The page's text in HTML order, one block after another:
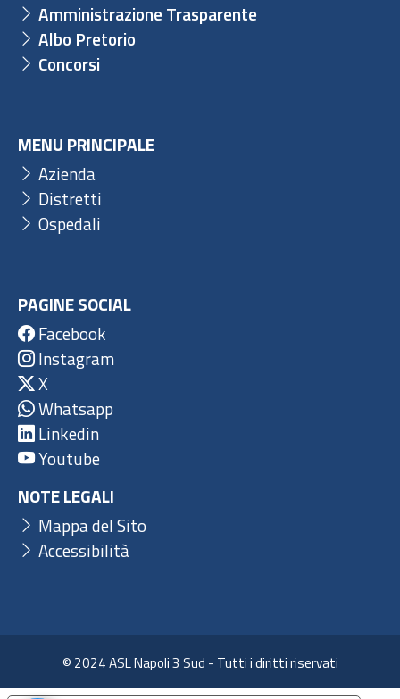
Amministrazione Trasparente
Albo Pretorio
Concorsi
MENU PRINCIPALE
Azienda
Distretti
Ospedali
PAGINE SOCIAL
Facebook
Instagram
X
Whatsapp
Linkedin
Youtube
NOTE LEGALI
Mappa del Sito
Accessibilità
© 2024 ASL Napoli 3 Sud - Tutti i diritti riservati